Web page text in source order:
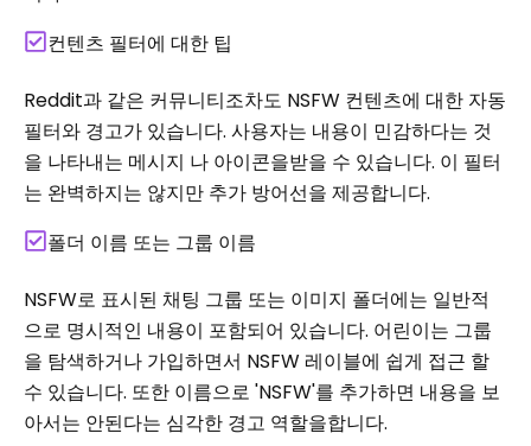
컨텐츠 필터에 대한 팁
Reddit과 같은 커뮤니티조차도 NSFW 컨텐츠에 대한 자동
필터와 경고가 있습니다. 사용자는 내용이 민감하다는 것
을 나타내는 메시지 나 아이콘을받을 수 있습니다. 이 필터
는 완벽하지는 않지만 추가 방어선을 제공합니다.
폴더 이름 또는 그룹 이름
NSFW로 표시된 채팅 그룹 또는 이미지 폴더에는 일반적
으로 명시적인 내용이 포함되어 있습니다. 어린이는 그룹
을 탐색하거나 가입하면서 NSFW 레이블에 쉽게 접근 할
수 있습니다. 또한 이름으로 'NSFW'를 추가하면 내용을 보
아서는 안된다는 심각한 경고 역할을합니다.